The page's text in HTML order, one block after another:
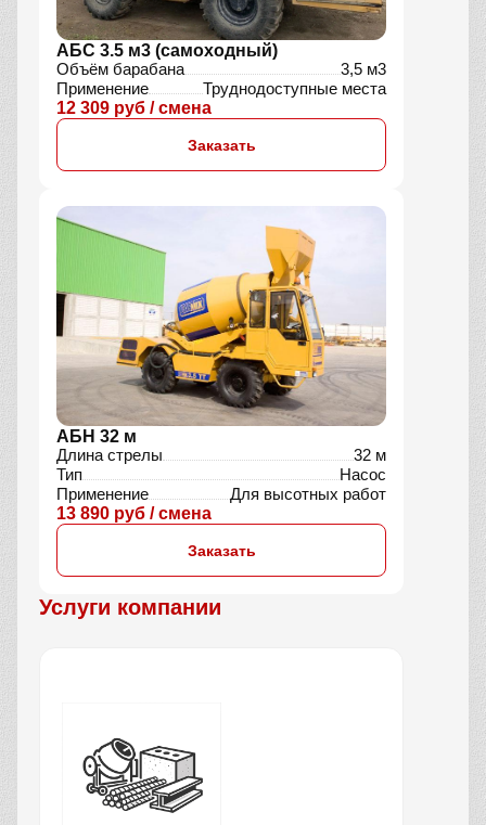
АБС 3.5 м3 (самоходный)
Объём барабана
3,5 м3
Применение
Труднодоступные места
12 309 руб / смена
Заказать
АБН 32 м
Длина стрелы
32 м
Тип
Насос
Применение
Для высотных работ
13 890 руб / смена
Заказать
Услуги компании